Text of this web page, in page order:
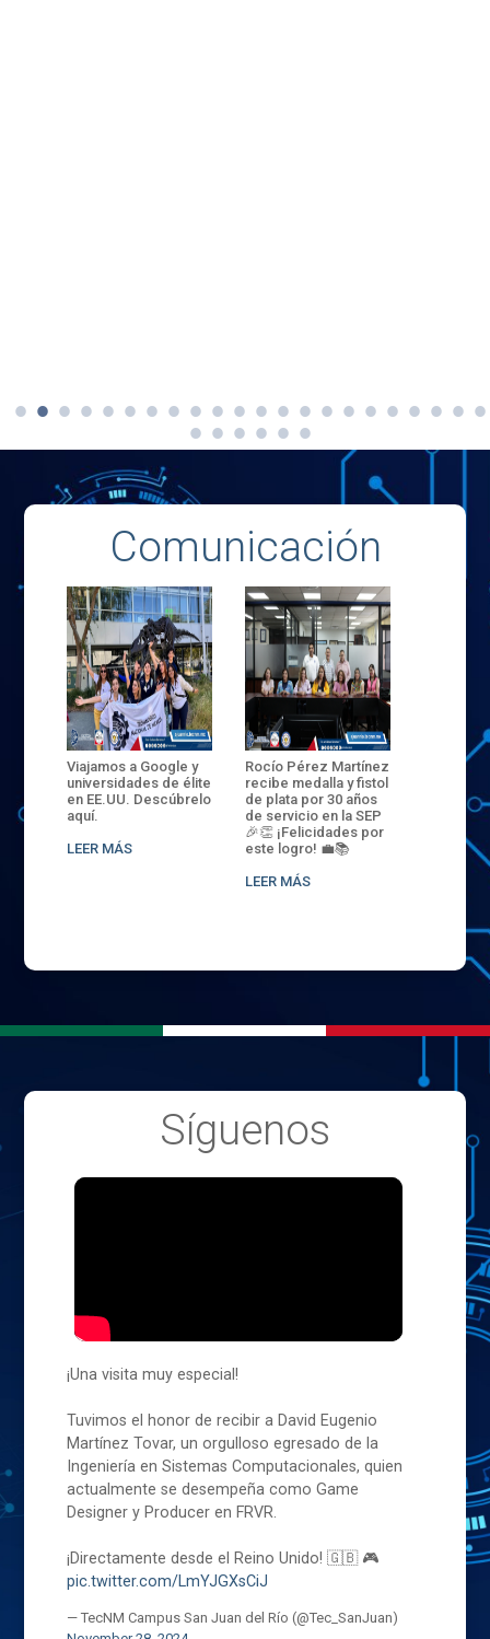
Comunicación
Viajamos a Google y
universidades de élite
en EE.UU. Descúbrelo
aquí.
LEER MÁS
Rocío Pérez Martínez
recibe medalla y fistol
de plata por 30 años
de servicio en la SEP
🎉👏 ¡Felicidades por
este logro! 💼📚
LEER MÁS
ENECB-
del
batalla.
32
sede
Síguenos
¡Una visita muy especial!
Tuvimos el honor de recibir a David Eugenio
Martínez Tovar, un orgulloso egresado de la
Ingeniería en Sistemas Computacionales, quien
actualmente se desempeña como Game
Designer y Producer en FRVR.
¡Directamente desde el Reino Unido! 🇬🇧 🎮
pic.twitter.com/LmYJGXsCiJ
— TecNM Campus San Juan del Río (@Tec_SanJuan)